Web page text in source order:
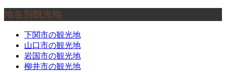
地名別観光地
下関市の観光地
山口市の観光地
岩国市の観光地
柳井市の観光地